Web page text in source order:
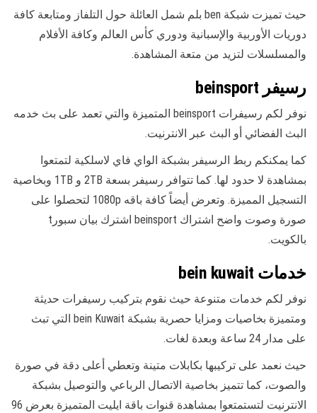
حيث تميزت شبكة ben بلم شمل العائلة حول التلفاز ومتابعة كافة
دوريات الأوربية والإسبانية ودوري كأس العالم وكافة الأفلام
والمسلسلات لتزيد من متعة المشاهدة.
رسيفر beinsport
نوفر لكم رسيفرات beinsport المتميزة والتي تعمد على بث خدمه
البث الفضائي أو البث عبر الانترنيت.
كما يمكنكم ربط الرسيفر بشبكة الواي فاي لاسلكية لتمتعوا
بمشاهدة لا حدود لها. كما تتوافر رسيفر بسعة 2TB و 1TB وبخاصية
التسجيل المميزة. وتعرض أيضاً كافة باقه 1080p لتحصلوا على
صورة وصوت واضح اشتراك beinsport اشترك بيان سبورt
بالكويت.
خدمات bein kuwait
نوفر لكم خدمات متنوعة حيث نقوم بتركيب رسيفرات حديثة
ومتميزة بخاصيات ومزايا حصرية بشبكة bein Kuwait التي تبث
على مدار 24 ساعة وبعدة لغات.
حيث نعمد على تركيبها بكابلات متينة وتعطي أعلى دقة في صورة
والصوت، كما تتميز بخاصية الاتصال الرباعي والتوصيل بشبكة
الانترنيت لتستمتعوا بمشاهدة قنوات باقة ايليت المتميزة بعرض 96